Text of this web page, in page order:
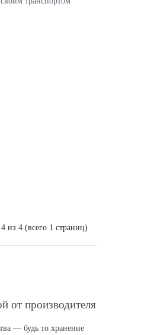
из 4 (всего 1 страниц)
от производителя
— будь то хранение